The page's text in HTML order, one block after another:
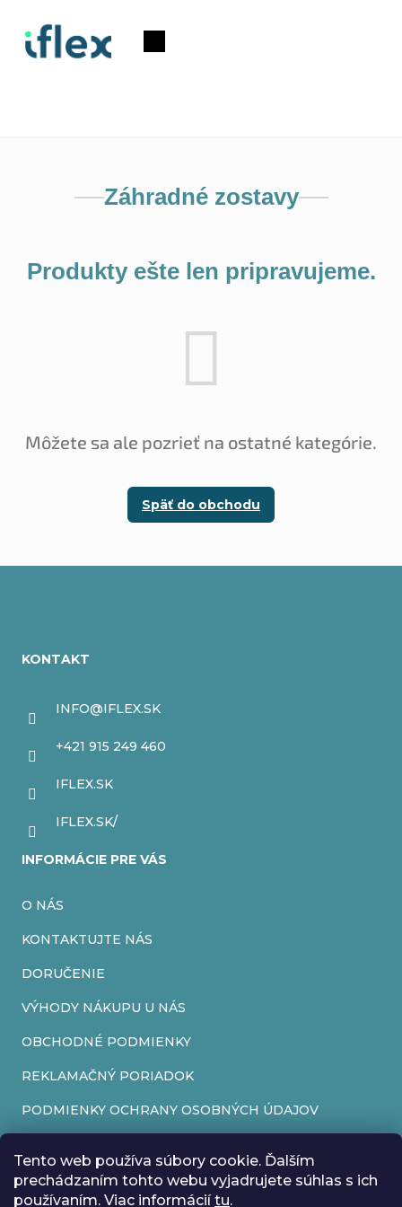
Tento web používa súbory cookie. Ďalším
prechádzaním tohto webu vyjadrujete súhlas s ich
používaním. Viac informáciítu.
obsah
Nákupný
Záhradné zostavy
Produkty ešte len pripravujeme.
Môžete sa ale pozrieť na ostatné kategórie.
Späť do obchodu
KONTAKT
INFO@IFLEX.SK
+421 915 249 460
IFLEX.SK
IFLEX.SK/
INFORMÁCIE PRE VÁS
O NÁS
KONTAKTUJTE NÁS
DORUČENIE
VÝHODY NÁKUPU U NÁS
OBCHODNÉ PODMIENKY
REKLAMAČNÝ PORIADOK
PODMIENKY OCHRANY OSOBNÝCH ÚDAJOV
REKLAMAČNÝ FORMULÁR